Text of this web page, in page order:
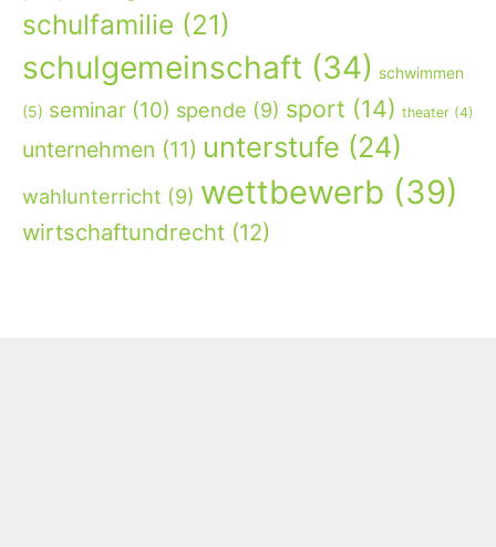
schulfamilie (21)
schulgemeinschaft (34) schwimmen
(5) seminar (10) spende (9) sport (14) theater (4)
unternehmen (11) unterstufe (24)
wahlunterricht (9) wettbewerb (39)
wirtschaftundrecht (12)